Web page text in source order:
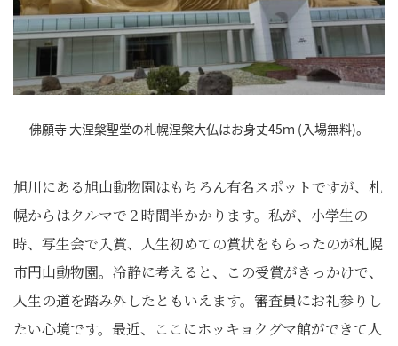
佛願寺 大涅槃聖堂の札幌涅槃大仏はお身丈45ｍ (入場無料)。
旭川にある旭山動物園はもちろん有名スポットですが、札
幌からはクルマで２時間半かかります。私が、小学生の
時、写生会で入賞、人生初めての賞状をもらったのが札幌
市円山動物園。冷静に考えると、この受賞がきっかけで、
人生の道を踏み外したともいえます。審査員にお礼参りし
たい心境です。最近、ここにホッキョクグマ館ができて人